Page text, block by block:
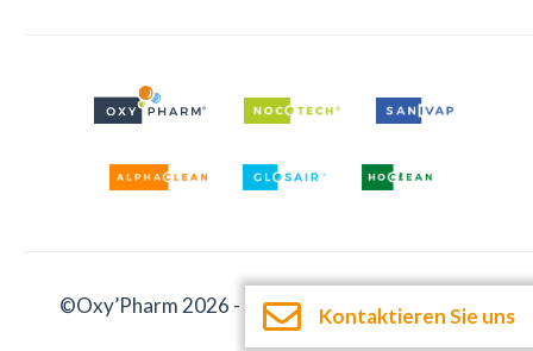
©Oxy’Pharm 2026 - Impressum Dokumentation
Kontaktieren Sie uns